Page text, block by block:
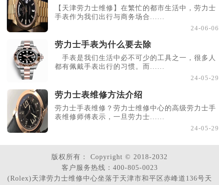
【天津劳力士维修】在繁忙的都市生活中，劳力士
手表作为我们出行与商务场合......
24-06-06
劳力士手表为什么要去除
手表是我们生活中必不可少的工具之一，很多人
都有佩戴手表出行的习惯。而......
24-05-29
劳力士表维修方法介绍
劳力士手表维修？劳力士维修中心的高级劳力士手
表维修师傅表示，一旦劳力士......
24-05-29
版权所有：
Copyright © 2018-2032
客户服务热线：400-805-0023
(Rolex)天津劳力士维修中心坐落于天津市和平区赤峰道136号天